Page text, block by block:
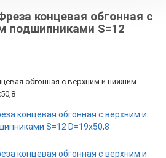
концевая обгонная с
подшипниками S=12
обгонная с верхним и нижним